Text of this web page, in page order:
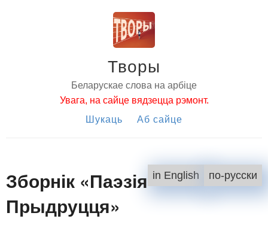
Творы
Беларускае слова на арбіце
Увага, на сайце вядзецца рэмонт.
Шукаць Аб сайце
in English по-русски
Зборнік «Паэзія
Прыдруцця»